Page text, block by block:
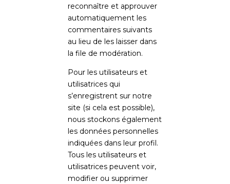
reconnaître et approuver
automatiquement les
commentaires suivants
au lieu de les laisser dans
la file de modération.
Pour les utilisateurs et
utilisatrices qui
s’enregistrent sur notre
site (si cela est possible),
nous stockons également
les données personnelles
indiquées dans leur profil.
Tous les utilisateurs et
utilisatrices peuvent voir,
modifier ou supprimer